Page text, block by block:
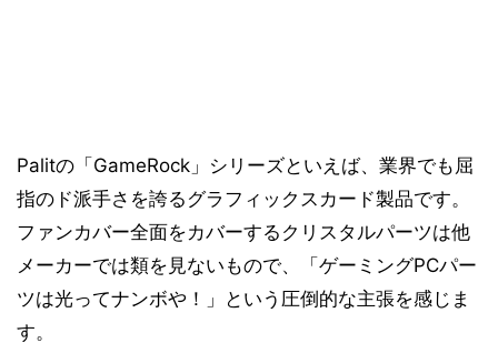
Palitの「GameRock」シリーズといえば、業界でも屈
指のド派手さを誇るグラフィックスカード製品です。
ファンカバー全面をカバーするクリスタルパーツは他
メーカーでは類を見ないもので、「ゲーミングPCパー
ツは光ってナンボや！」という圧倒的な主張を感じま
す。